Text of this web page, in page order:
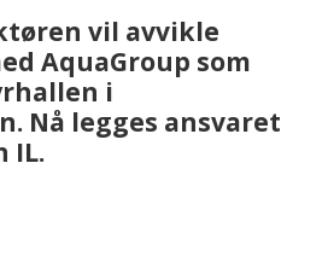
vil avvikle
AquaGroup som
i
Nå legges ansvaret
IL.